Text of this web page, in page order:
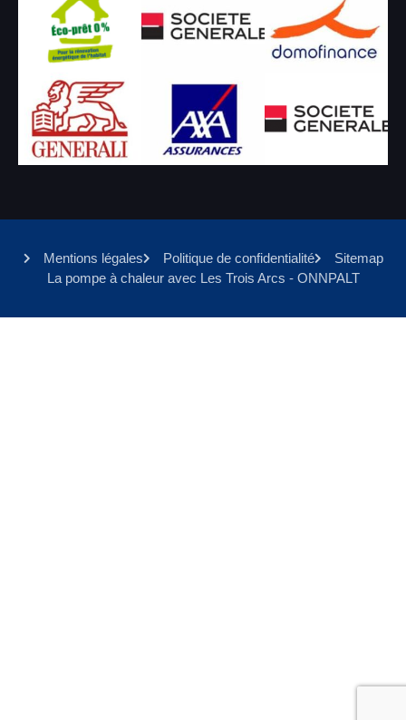
Mentions légales Politique de confidentialité
Sitemap
La pompe à chaleur avec Les Trois Arcs - ONNPALT